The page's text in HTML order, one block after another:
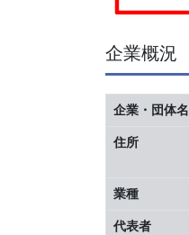
企業概況
企業・団体名
住所
業種
代表者